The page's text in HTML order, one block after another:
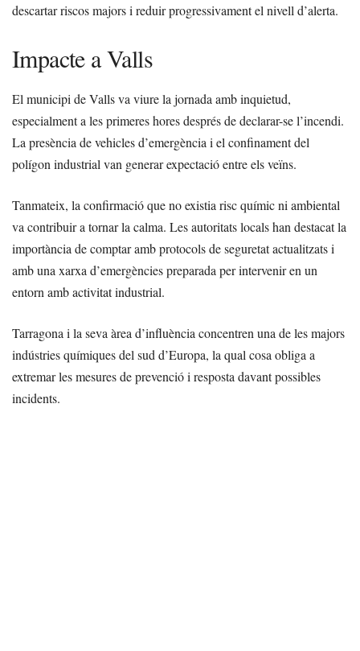
descartar riscos majors i reduir progressivament el nivell d’alerta.
Impacte a Valls
El municipi de Valls va viure la jornada amb inquietud,
especialment a les primeres hores després de declarar-se l’incendi.
La presència de vehicles d’emergència i el confinament del
polígon industrial van generar expectació entre els veïns.
Tanmateix, la confirmació que no existia risc químic ni ambiental
va contribuir a tornar la calma. Les autoritats locals han destacat la
importància de comptar amb protocols de seguretat actualitzats i
amb una xarxa d’emergències preparada per intervenir en un
entorn amb activitat industrial.
Tarragona i la seva àrea d’influència concentren una de les majors
indústries químiques del sud d’Europa, la qual cosa obliga a
extremar les mesures de prevenció i resposta davant possibles
incidents.